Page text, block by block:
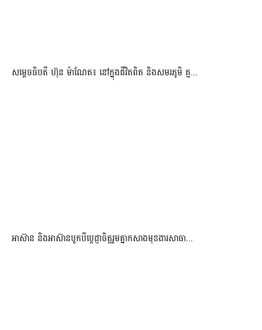
សម្តេចធិបតី ហ៊ុន ម៉ាណែត៖ នៅក្នុងជីវិតពិត និងសមរភូមិ គ្ម...
អាស៊ាន និងអាស៊ានបូកបីប្តេជ្ញាចិត្តរួមគ្នាកសាងមុខងារសាធា...